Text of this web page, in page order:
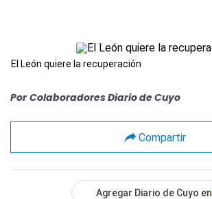
El León quiere la recuperación
Por Colaboradores Diario de Cuyo
Compartir
Agregar Diario de Cuyo en